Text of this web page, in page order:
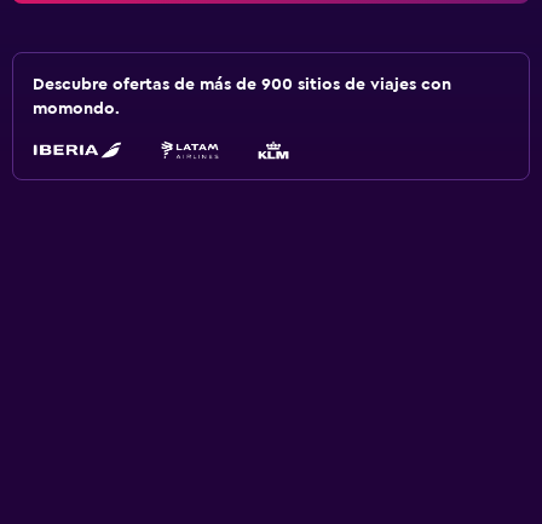
Descubre ofertas de más de 900 sitios de viajes con
momondo.